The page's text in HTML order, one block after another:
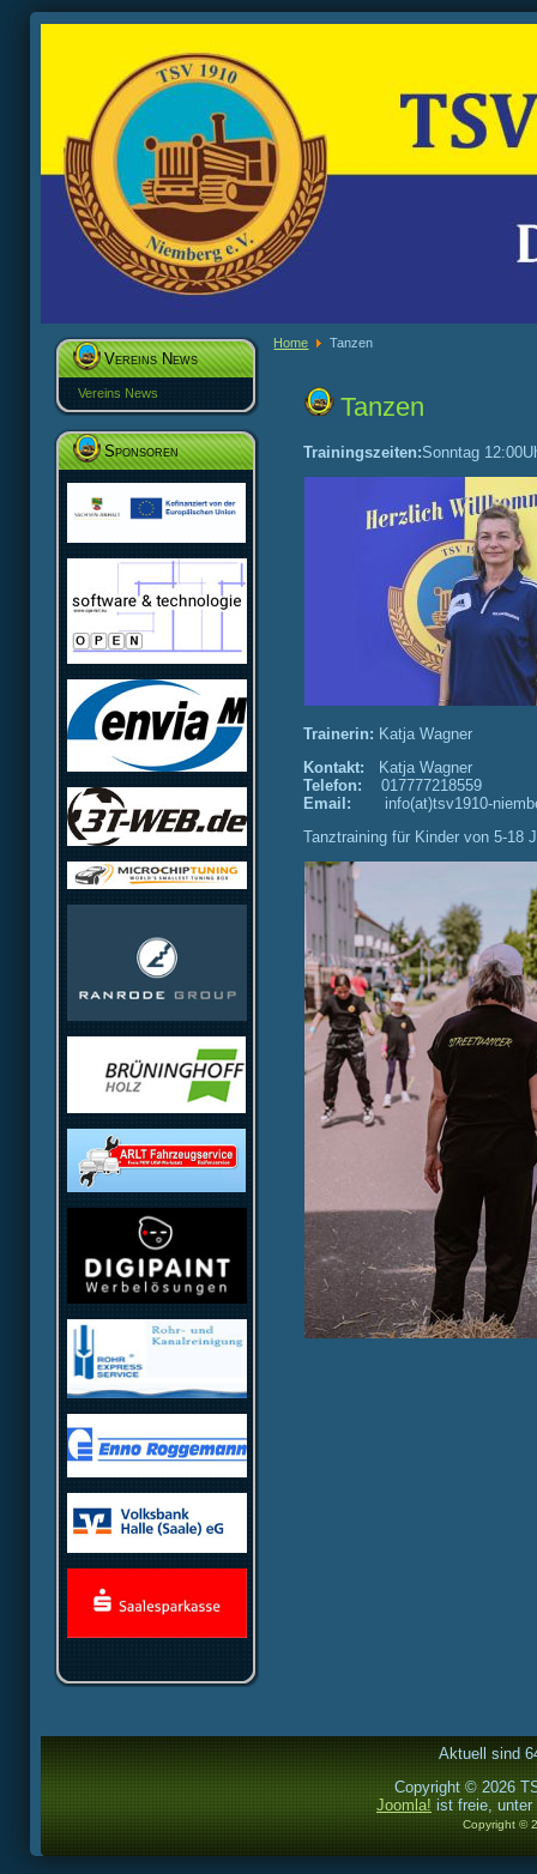
Vereins News
Vereins News
Sponsoren
Home Tanzen
Tanzen
Trainingszeiten:Sonntag
Trainerin: Katja Wagner
Kontakt: Katja Wagner
Telefon:
017777218559
Email: info(at)tsv1910-
Tanztraining für Kinder von 5-18
Aktuell sind
Copyright © 2026
Joomla! ist freie,
Copyright ©